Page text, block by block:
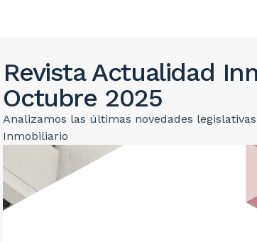
Revista Actualidad
Octubre 2025
Analizamos las últimas novedades
Inmobiliario